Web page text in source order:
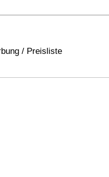
/ Preisliste